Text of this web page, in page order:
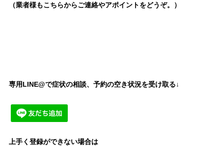
（業者様もこちらからご連絡やアポイントをどうぞ。）
専用LINE@で症状の相談、予約の空き状況を受け取る↓
上手く登録ができない場合は